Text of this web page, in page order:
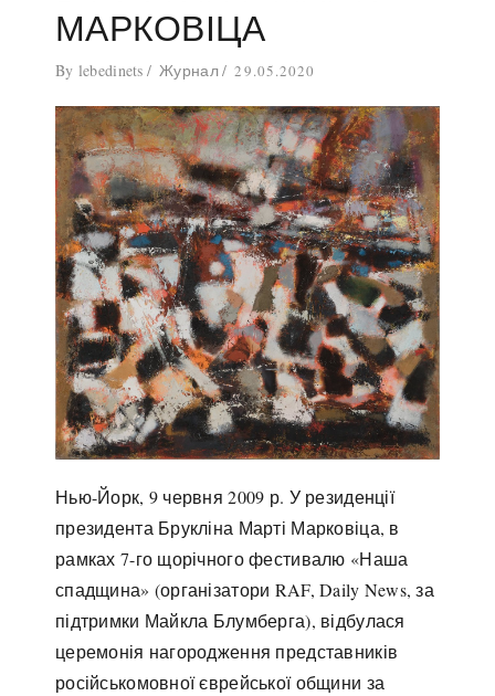
МАРКОВІЦА
By lebedinets Журнал 29.05.2020
Нью-Йорк, 9 червня 2009 р. У резиденції
президента Брукліна Марті Марковіца, в
рамках 7-го щорічного фестивалю «Наша
спадщина» (організатори RAF, Daily News, за
підтримки Майкла Блумберга), відбулася
церемонія нагородження представників
російськомовної єврейської общини за